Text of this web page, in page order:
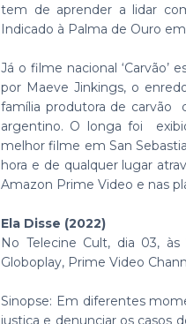
tem de aprender a lidar
Indicado à Palma de Ouro
Já o filme nacional ‘Carvão’
por Maeve Jinkings, o
família produtora de carvão
argentino. O longa foi
melhor filme em San
hora e de qualquer lugar
Amazon Prime Video e nas
Ela Disse (2022)
No Telecine Cult, dia 03,
Globoplay, Prime Video
Sinopse: Em diferentes
justiça e denunciar os casos